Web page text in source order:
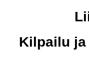
Kilpailu